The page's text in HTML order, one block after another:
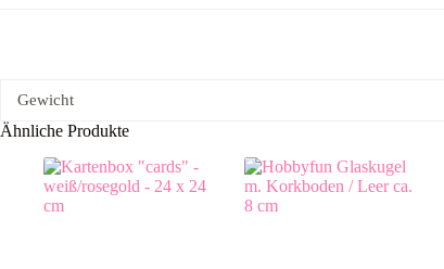
Gewicht
Ähnliche Produkte